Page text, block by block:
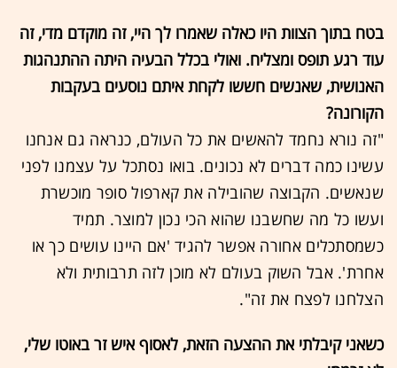
בטח בתוך הצוות היו כאלה שאמרו לך היי, זה מוקדם מדי, זה
עוד רגע תופס ומצליח. ואולי בכלל הבעיה היתה ההתנהגות
האנושית, שאנשים חששו לקחת איתם נוסעים בעקבות
הקורונה?
"זה נורא נחמד להאשים את כל העולם, כנראה גם אנחנו
עשינו כמה דברים לא נכונים. בואו נסתכל על עצמנו לפני
שנאשים. הקבוצה שהובילה את קארפול סופר מוכשרת
ועשו כל מה שחשבנו שהוא הכי נכון למוצר. תמיד
כשמסתכלים אחורה אפשר להגיד 'אם היינו עושים כך או
אחרת'. אבל השוק בעולם לא מוכן לזה תרבותית ולא
הצלחנו לפצח את זה".
כשאני קיבלתי את ההצעה הזאת, לאסוף איש זר באוטו שלי,